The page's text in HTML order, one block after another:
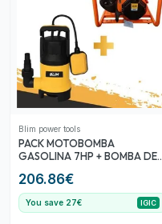
Blim power tools
PACK MOTOBOMBA
GASOLINA 7HP + BOMBA DE
206.86€
You save 27€ IGIC